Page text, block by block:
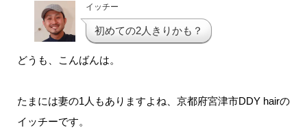
イッチー
初めての2人きりかも？
どうも、こんばんは。
たまには妻の1人もありますよね、京都府宮津市DDY hairの
イッチーです。